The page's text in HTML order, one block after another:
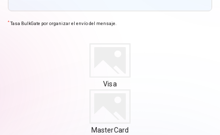
* Tasa BulkGate por organizar el envío del mensaje.
Visa
MasterCard